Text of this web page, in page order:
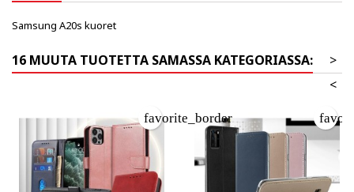
Samsung A20s kuoret
16 MUUTA TUOTETTA SAMASSA KATEGORIASSA:
>
<
favorite_border